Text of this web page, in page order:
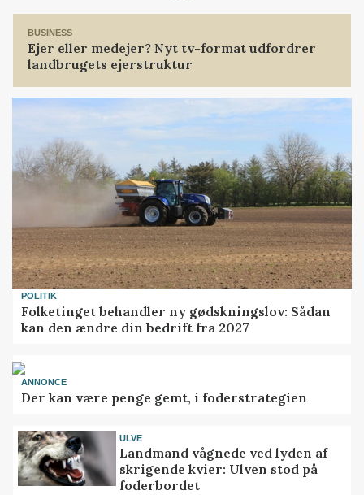
BUSINESS
Ejer eller medejer? Nyt tv-format udfordrer
landbrugets ejerstruktur
POLITIK
Folketinget behandler ny gødskningslov: Sådan
kan den ændre din bedrift fra 2027
ANNONCE
Der kan være penge gemt, i foderstrategien
ULVE
Landmand vågnede ved lyden af
skrigende kvier: Ulven stod på
foderbordet